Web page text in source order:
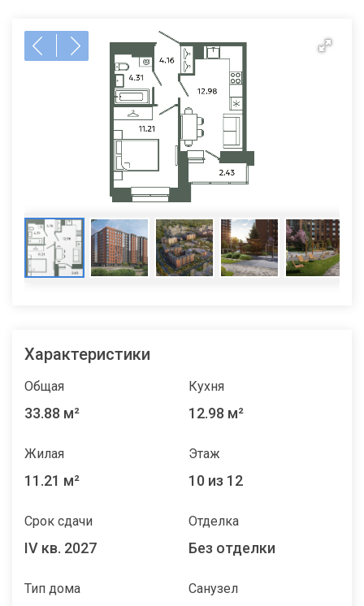
Характеристики
Общая
33.88 м²
Кухня
12.98 м²
Жилая
11.21 м²
Этаж
10 из 12
Срок сдачи
IV кв. 2027
Отделка
Без отделки
Тип дома Санузел